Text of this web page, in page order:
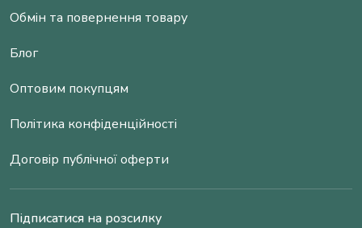
Обмін та повернення товару
Блог
Оптовим покупцям
Політика конфіденційності
Договір публічної оферти
Підписатися на розсилку